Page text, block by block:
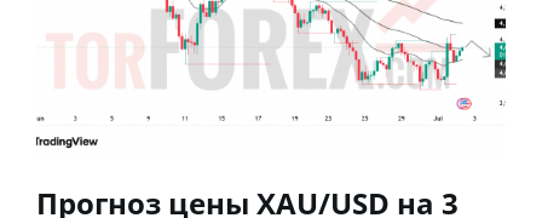
Прогноз цены XAU/USD на 3